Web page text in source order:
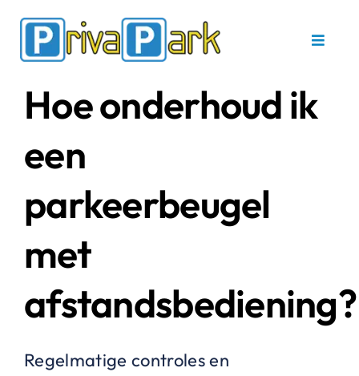
inhoud
Toggle
Home
Service en onderhoud
Referenties
Contact
Hoe onderhoud ik
een
parkeerbeugel
met
afstandsbediening?
Regelmatige controles en